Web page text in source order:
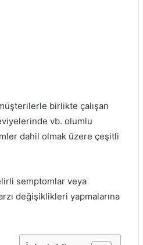
birlikte çalışan
vb. olumlu
dahil olmak üzere çeşitli
semptomlar veya
değişiklikleri yapmalarına